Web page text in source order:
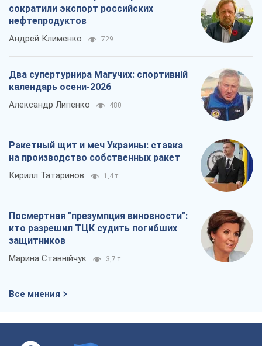
сократили экспорт российских
нефтепродуктов
Андрей Клименко 729
Два супертурнира Магучих: спортивній
календарь осени-2026
Александр Липенко 480
Ракетный щит и меч Украины: ставка
на производство собственных ракет
Кирилл Татаринов 1,4 т.
Посмертная "презумпция виновности":
кто разрешил ТЦК судить погибших
защитников
Марина Ставнійчук 3,7 т.
Все мнения